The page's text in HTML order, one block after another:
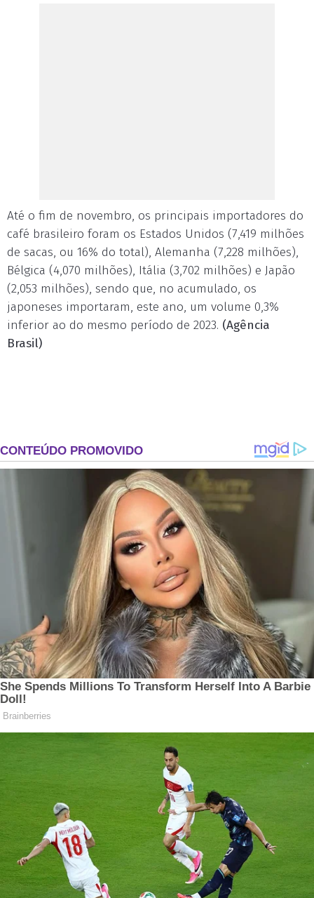
Até o fim de novembro, os principais importadores do
café brasileiro foram os Estados Unidos (7,419 milhões
de sacas, ou 16% do total), Alemanha (7,228 milhões),
Bélgica (4,070 milhões), Itália (3,702 milhões) e Japão
(2,053 milhões), sendo que, no acumulado, os
japoneses importaram, este ano, um volume 0,3%
inferior ao do mesmo período de 2023. (Agência
Brasil)